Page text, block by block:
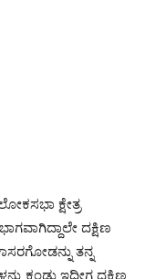
ಕ್ಷೇತ್ರ
ದಕ್ಷಿಣ
ತನ್ನ
ಕಂಡು ಇದೀಗ ದಕ್ಷಿಣ